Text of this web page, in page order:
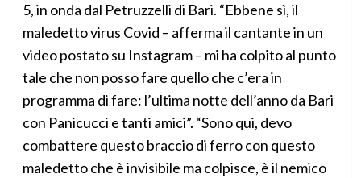
5, in onda dal Petruzzelli di Bari. “Ebbene sì, il
maledetto virus Covid – afferma il cantante in un
video postato su Instagram – mi ha colpito al punto
tale che non posso fare quello che c’era in
programma di fare: l’ultima notte dell’anno da Bari
con Panicucci e tanti amici”. “Sono qui, devo
combattere questo braccio di ferro con questo
maledetto che è invisibile ma colpisce, è il nemico